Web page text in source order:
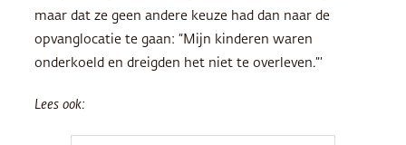
maar dat ze geen andere keuze had dan naar de
opvanglocatie te gaan: “Mijn kinderen waren
onderkoeld en dreigden het niet te overleven.”’
Lees ook: